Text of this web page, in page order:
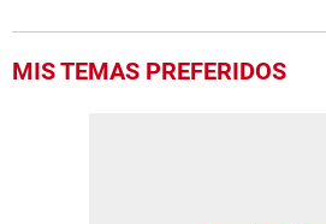
MIS TEMAS PREFERIDOS